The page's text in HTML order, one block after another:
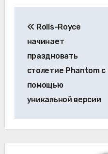
по
записям
Rolls-Royce
начинает
праздновать
столетие Phantom с
помощью
уникальной версии